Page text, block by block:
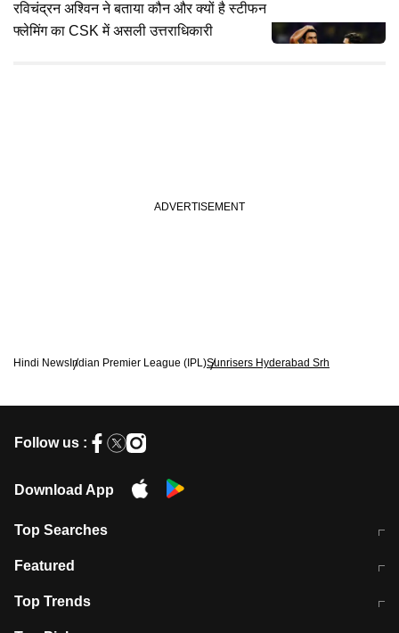
रविचंद्रन अश्विन ने बताया कौन और क्यों है स्टीफन
फ्लेमिंग का CSK में असली उत्तराधिकारी
Hindi News Indian Premier League (IPL)Sunrisers Hyderabad Srh
Follow us :
Download App
Top Searches
मुंबई में लगे 'जेन जी' के पोस्टर, लिखा- 'मैं
Featured
10 अगस्त को विधानसभा का घेराव करेंगे
Top Trends